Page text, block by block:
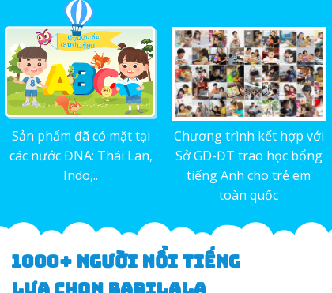
Chương trình kết hợp với
Sở GD-ĐT trao học bổng
tiếng Anh cho trẻ em
toàn quốc
Sản phẩm đã có mặt tại
các nước ĐNA: Thái Lan,
Indo,..
1000+ NGƯỜI NỔI TIẾNG